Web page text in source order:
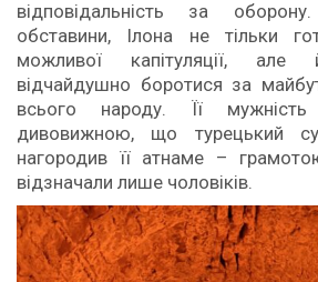
відповідальність за
обставини, Ілона не тільки
можливої капітуляції, але
відчайдушно боротися за
всього народу. Її мужність
дивовижною, що турецький
нагородив її атнаме –
відзначали лише чоловіків.